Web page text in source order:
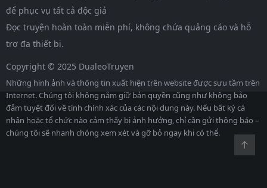
để phục vụ tất cả độc giả
Đọc truyện hoàn toàn miễn phí, không chứa quảng cáo và hỗ
trợ đa thiết bị.
Copyright © 2025 DualeoTruyen
Những hình ảnh và thông tin xuất hiện trên website được sưu tầm trên
Internet. Chúng tôi không nắm giữ bản quyền cũng như không bảo
đảm tuyệt đối về tính chính xác của các nội dung này. Nếu bất kỳ cá
nhân hoặc tổ chức nào cảm thấy bị ảnh hưởng, chỉ cần gửi thông báo –
chúng tôi sẽ nhanh chóng xem xét và gỡ bỏ ngay khi có thể.